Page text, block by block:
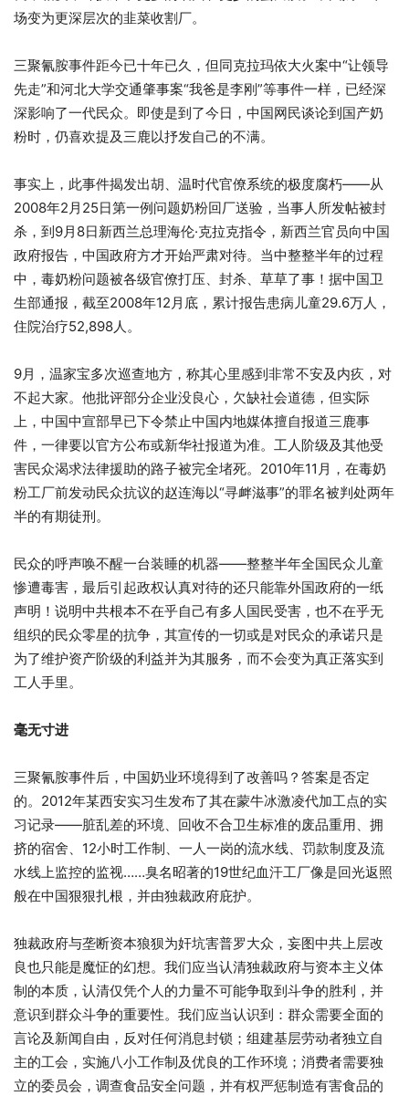
场变为更深层次的韭菜收割厂。
三聚氰胺事件距今已十年已久，但同克拉玛依大火案中“让领导
先走”和河北大学交通肇事案“我爸是李刚”等事件一样，已经深
深影响了一代民众。即使是到了今日，中国网民谈论到国产奶
粉时，仍喜欢提及三鹿以抒发自己的不满。
事实上，此事件揭发出胡、温时代官僚系统的极度腐朽——从
2008年2月25日第一例问题奶粉回厂送验，当事人所发帖被封
杀，到9月8日新西兰总理海伦·克拉克指令，新西兰官员向中国
政府报告，中国政府方才开始严肃对待。当中整整半年的过程
中，毒奶粉问题被各级官僚打压、封杀、草草了事！据中国卫
生部通报，截至2008年12月底，累计报告患病儿童29.6万人，
住院治疗52,898人。
9月，温家宝多次巡查地方，称其心里感到非常不安及内疚，对
不起大家。他批评部分企业没良心，欠缺社会道德，但实际
上，中国中宣部早已下令禁止中国内地媒体擅自报道三鹿事
件，一律要以官方公布或新华社报道为准。工人阶级及其他受
害民众渴求法律援助的路子被完全堵死。2010年11月，在毒奶
粉工厂前发动民众抗议的赵连海以“寻衅滋事”的罪名被判处两年
半的有期徒刑。
民众的呼声唤不醒一台装睡的机器——整整半年全国民众儿童
惨遭毒害，最后引起政权认真对待的还只能靠外国政府的一纸
声明！说明中共根本不在乎自己有多人国民受害，也不在乎无
组织的民众零星的抗争，其宣传的一切或是对民众的承诺只是
为了维护资产阶级的利益并为其服务，而不会变为真正落实到
工人手里。
毫无寸进
三聚氰胺事件后，中国奶业环境得到了改善吗？答案是否定
的。2012年某西安实习生发布了其在蒙牛冰激凌代加工点的实
习记录——脏乱差的环境、回收不合卫生标准的废品重用、拥
挤的宿舍、12小时工作制、一人一岗的流水线、罚款制度及流
水线上监控的监视……臭名昭著的19世纪血汗工厂像是回光返照
般在中国狠狠扎根，并由独裁政府庇护。
独裁政府与垄断资本狼狈为奸坑害普罗大众，妄图中共上层改
良也只能是魔怔的幻想。我们应当认清独裁政府与资本主义体
制的本质，认清仅凭个人的力量不可能争取到斗争的胜利，并
意识到群众斗争的重要性。我们应当认识到：群众需要全面的
言论及新闻自由，反对任何消息封锁；组建基层劳动者独立自
主的工会，实施八小工作制及优良的工作环境；消费者需要独
立的委员会，调查食品安全问题，并有权严惩制造有害食品的